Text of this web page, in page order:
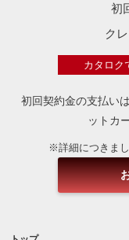
初
ク
カタロク
初回契約金の支払い
ットカ
※詳細につきま